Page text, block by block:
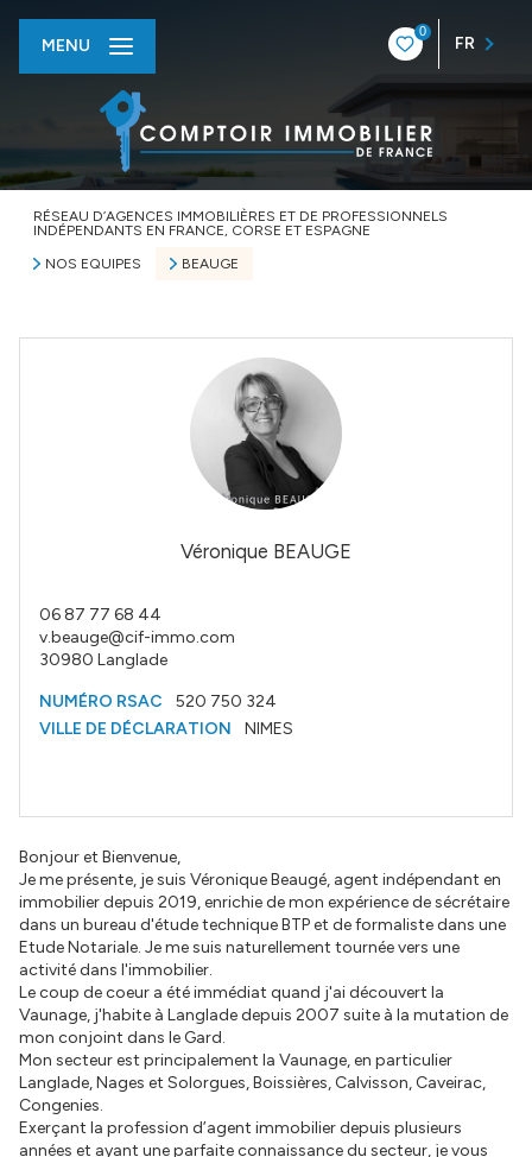
0
FR
MENU
RÉSEAU D’AGENCES IMMOBILIÈRES ET DE PROFESSIONNELS
INDÉPENDANTS EN FRANCE, CORSE ET ESPAGNE
NOS EQUIPES
BEAUGE
Véronique BEAUGE
06 87 77 68 44
v.beauge@cif-immo.com
30980 Langlade
NUMÉRO RSAC
520 750 324
VILLE DE DÉCLARATION
NIMES
Bonjour et Bienvenue,
Je me présente, je suis Véronique Beaugé, agent indépendant en
immobilier depuis 2019, enrichie de mon expérience de sécrétaire
dans un bureau d'étude technique BTP et de formaliste dans une
Etude Notariale. Je me suis naturellement tournée vers une
activité dans l'immobilier.
Le coup de coeur a été immédiat quand j'ai découvert la
Vaunage, j'habite à Langlade depuis 2007 suite à la mutation de
mon conjoint dans le Gard.
Mon secteur est principalement la Vaunage, en particulier
Langlade, Nages et Solorgues, Boissières, Calvisson, Caveirac,
Congenies.
Exerçant la profession d’agent immobilier depuis plusieurs
années et ayant une parfaite connaissance du secteur, je vous